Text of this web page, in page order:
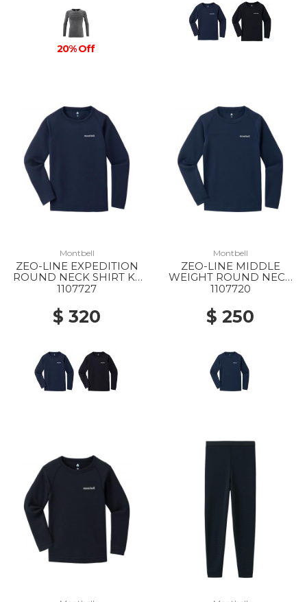
20% Off
Montbell
ZEO-LINE EXPEDITION
ROUND NECK SHIRT KS
135-150 NV
1107727
$ 320
Montbell
ZEO-LINE MIDDLE
WEIGHT ROUND NECK
SHIRT KS 135-150 NV
1107720
$ 250